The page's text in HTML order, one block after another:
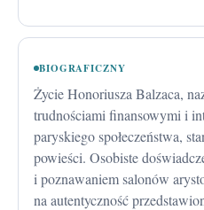
BIOGRAFICZNY
Życie Honoriusza Balzaca, naznaczone ambicjami,
trudnościami finansowymi i
paryskiego społeczeństwa,
powieści. Osobiste
i poznawaniem salonów
na autentyczność